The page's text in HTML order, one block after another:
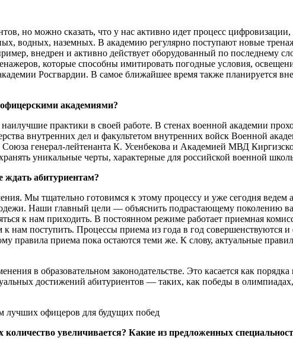
но можно сказать, что у нас активно идет процесс
водных, наземных. В академию регулярно поступают новые
внедрен и активно действует оборудованный по последнему
которые способны имитировать погодные условия,
Росгвардии. В самое ближайшее время также планируется
академиями?
практики в своей работе. В стенах военной академии
внутренних дел и факультетом внутренних войск Военной
генерал-лейтенанта К. Усенбекова и Академией МВД
уникальные черты, характерные для российской военной
ждать абитуриентам?
Мы тщательно готовимся к этому процессу и уже сегодня ведем
Наши главный цели — объяснить подрастающему поколению
к нам приходить. В постоянном режиме работает приемная
поступить. Процессы приема из года в год совершенствуются и
правила приема пока остаются теми же. К слову, актуальные
в образовательном законодательстве. Это касается как
достижений абитуриентов — таких, как победы в
увеличивается? Какие из предложенных